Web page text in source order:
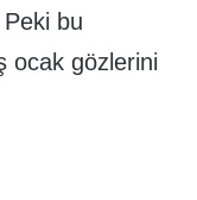
Peki bu
ocak gözlerini